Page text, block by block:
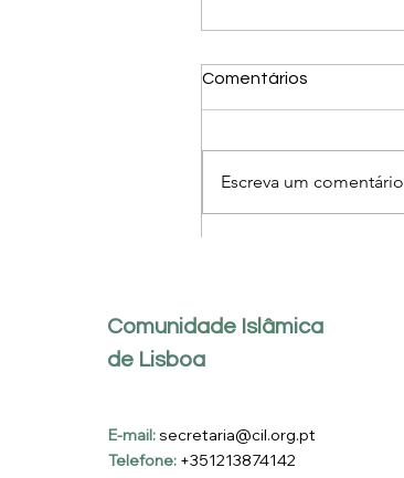
Comentários
Escreva um comentário
Comunidade Islâmica
de Lisboa
E-mail:secretaria@cil.org.pt
Telefone: +351213874142